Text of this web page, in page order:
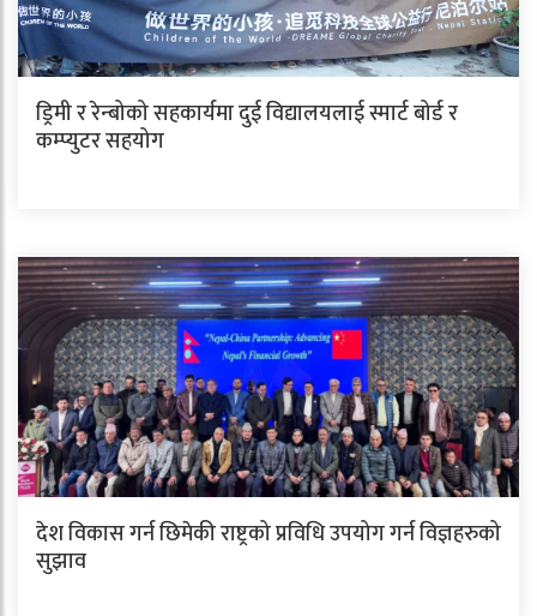
ड्रिमी र रेन्बोको सहकार्यमा दुई विद्यालयलाई स्मार्ट बोर्ड र
कम्प्युटर सहयोग
देश विकास गर्न छिमेकी राष्ट्रको प्रविधि उपयोग गर्न विज्ञहरुको
सुझाव